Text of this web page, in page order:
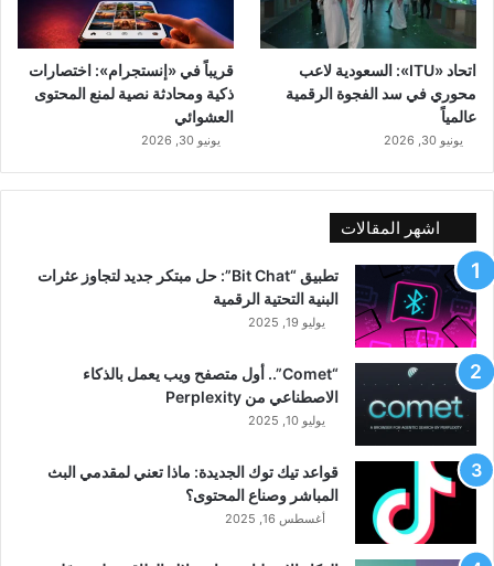
اتحاد «ITU»: السعودية لاعب
محوري في سد الفجوة الرقمية
عالمياً
يونيو 30, 2026
قريباً في «إنستجرام»: اختصارات
ذكية ومحادثة نصية لمنع المحتوى
العشوائي
يونيو 30, 2026
اشهر المقالات
تطبيق “Bit Chat”: حل مبتكر جديد لتجاوز عثرات
البنية التحتية الرقمية
يوليو 19, 2025
“Comet”.. أول متصفح ويب يعمل بالذكاء
الاصطناعي من Perplexity
يوليو 10, 2025
قواعد تيك توك الجديدة: ماذا تعني لمقدمي البث
المباشر وصناع المحتوى؟
أغسطس 16, 2025